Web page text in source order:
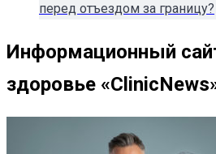
перед отъездом за границу?
Информационный
здоровье